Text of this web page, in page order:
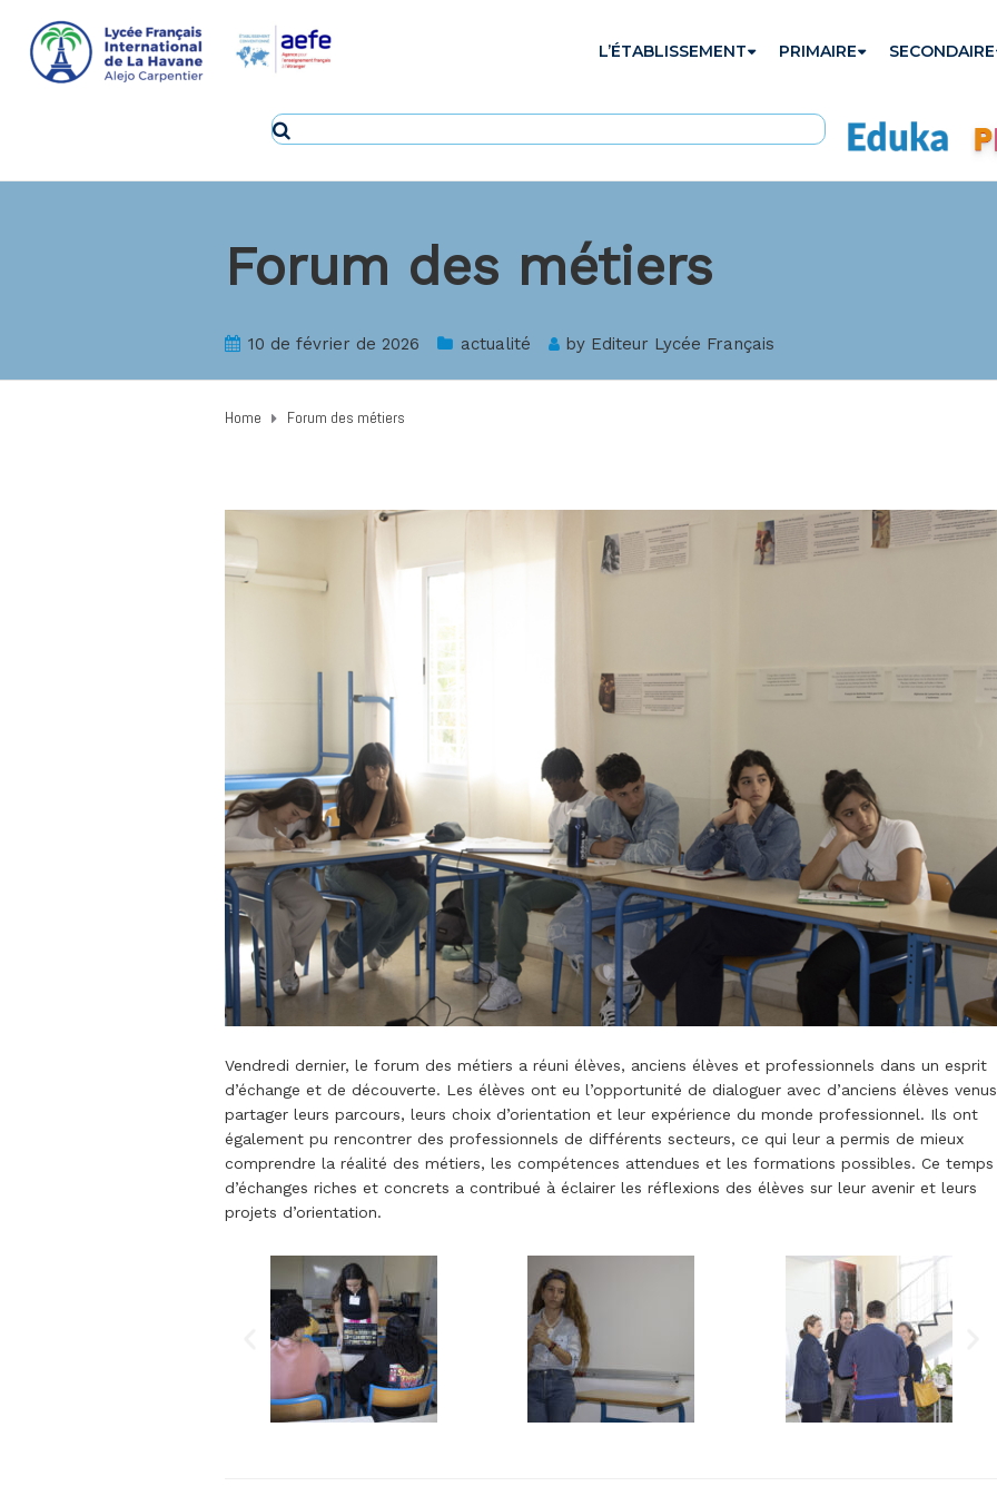
L’ÉTABLISSEMENT PRIMAIRE SECONDAIRE
Forum des métiers
10 de février de 2026 actualité by Editeur Lycée Français
Home Forum des métiers
Vendredi dernier, le forum des métiers a réuni élèves, anciens élèves et professionnels dans un esprit
d’échange et de découverte. Les élèves ont eu l’opportunité de dialoguer avec d’anciens élèves venus
partager leurs parcours, leurs choix d’orientation et leur expérience du monde professionnel. Ils ont
également pu rencontrer des professionnels de différents secteurs, ce qui leur a permis de mieux
comprendre la réalité des métiers, les compétences attendues et les formations possibles. Ce temps
d’échanges riches et concrets a contribué à éclairer les réflexions des élèves sur leur avenir et leurs
projets d’orientation.